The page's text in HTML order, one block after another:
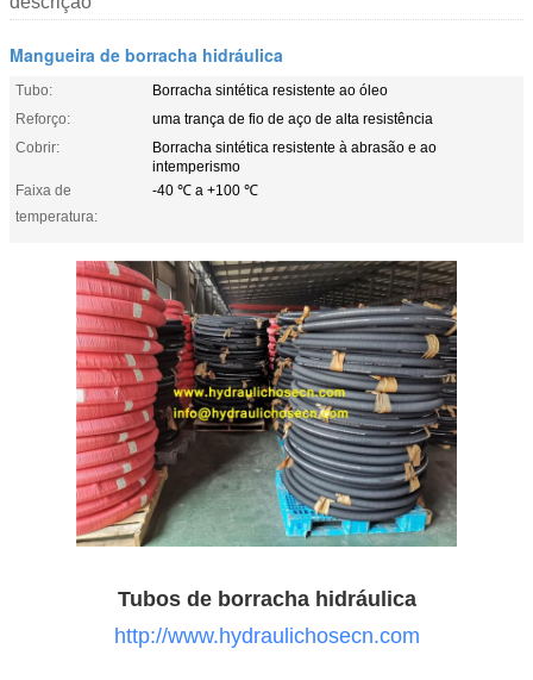
Mangueira de borracha hidráulica
Tubo:
Borracha sintética resistente ao óleo
Reforço:
uma trança de fio de aço de alta resistência
Cobrir:
Borracha sintética resistente à abrasão e ao
intemperismo
Faixa de
temperatura:
-40 ℃ a +100 ℃
Tubos de borracha hidráulica
http://www.hydraulichosecn.com